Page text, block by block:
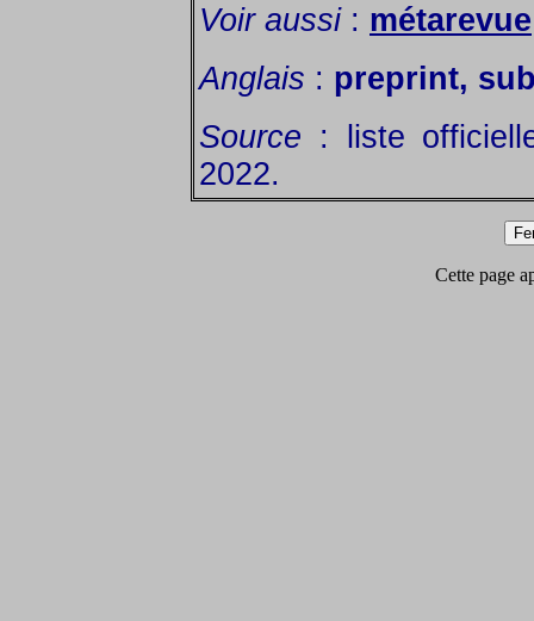
Voir aussi: métarevue
Anglais : preprint,
Source : liste
2022.
Cette page